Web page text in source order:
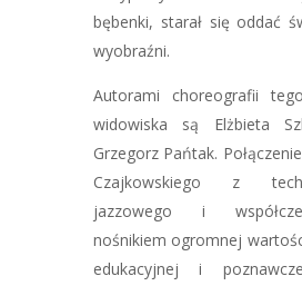
bębenki, starał się oddać
wyobraźni.
Autorami choreografii
widowiska są Elżbieta
Grzegorz Pańtak.
Czajkowskiego z
jazzowego i
nośnikiem ogromnej
edukacyjnej i